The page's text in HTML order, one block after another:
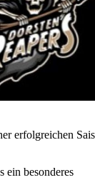
erfolgreichen
ein besonderes